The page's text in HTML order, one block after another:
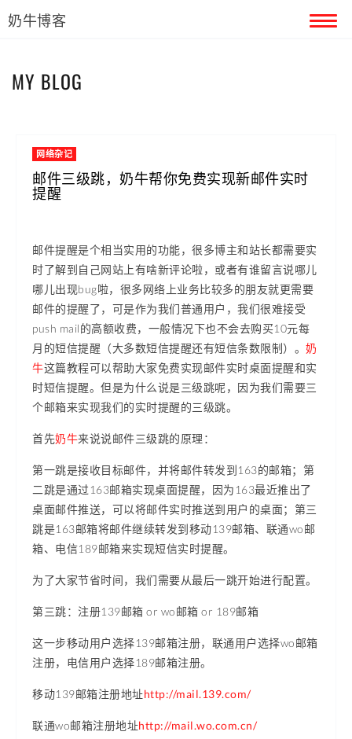
奶牛博客
MY BLOG
网络杂记
邮件三级跳，奶牛帮你免费实现新邮件实时
提醒
邮件提醒是个相当实用的功能，很多博主和站长都需要实
时了解到自己网站上有啥新评论啦，或者有谁留言说哪儿
哪儿出现bug啦，很多网络上业务比较多的朋友就更需要
邮件的提醒了，可是作为我们普通用户，我们很难接受
push mail的高额收费，一般情况下也不会去购买10元每
月的短信提醒（大多数短信提醒还有短信条数限制）。 奶
牛这篇教程可以帮助大家免费实现邮件实时桌面提醒和实
时短信提醒。但是为什么说是三级跳呢，因为我们需要三
个邮箱来实现我们的实时提醒的三级跳。
首先奶牛来说说邮件三级跳的原理：
第一跳是接收目标邮件，并将邮件转发到163的邮箱；第
二跳是通过163邮箱实现桌面提醒，因为163最近推出了
桌面邮件推送，可以将邮件实时推送到用户的桌面；第三
跳是163邮箱将邮件继续转发到移动139邮箱、联通wo邮
箱、电信189邮箱来实现短信实时提醒。
为了大家节省时间，我们需要从最后一跳开始进行配置。
第三跳：注册139邮箱 or wo邮箱 or 189邮箱
这一步移动用户选择139邮箱注册，联通用户选择wo邮箱
注册，电信用户选择189邮箱注册。
移动139邮箱注册地址http://mail.139.com/
联通wo邮箱注册地址http://mail.wo.com.cn/